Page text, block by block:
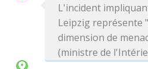
L'incident
Leipzig représente
dimension de
(ministre de